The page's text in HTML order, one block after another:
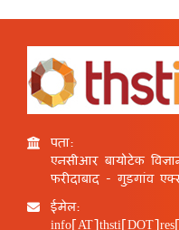
पता:
एनसीआर बायोटेक
फरीदाबाद - गुड़गांव
ईमेल: